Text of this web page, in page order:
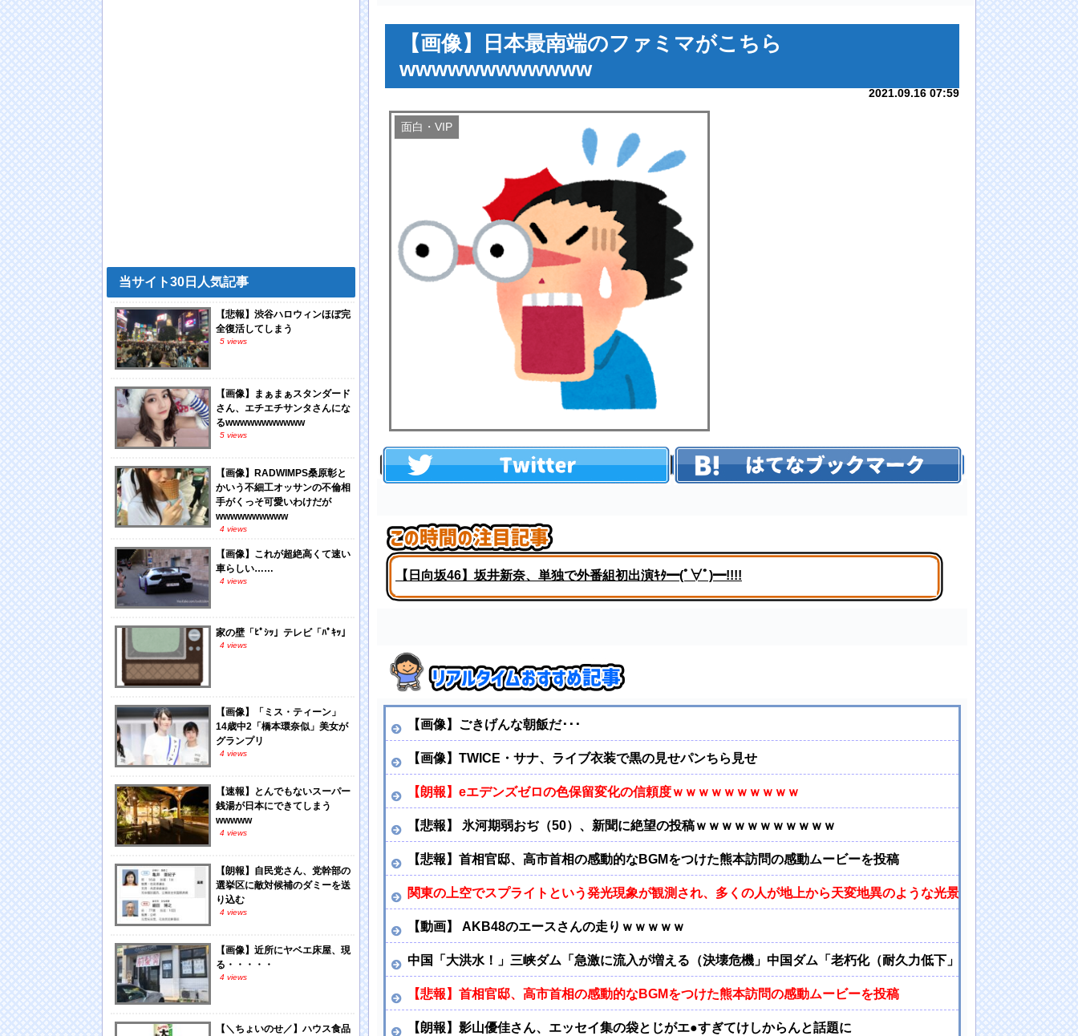
【画像】日本最南端のファミマがこちら
wwwwwwwwwwww
2021.09.16 07:59
面白・VIP
【日向坂46】坂井新奈、単独で外番組初出演ｷﾀ━(ﾟ∀ﾟ)━!!!!
【画像】ごきげんな朝飯だ･･･
【画像】TWICE・サナ、ライブ衣装で黒の見せパンちら見せ
【朗報】eエデンズゼロの色保留変化の信頼度ｗｗｗｗｗｗｗｗｗｗ
【悲報】 氷河期弱おぢ（50）、新聞に絶望の投稿ｗｗｗｗｗｗｗｗｗｗｗ
【悲報】首相官邸、高市首相の感動的なBGMをつけた熊本訪問の感動ムービーを投稿
関東の上空でスプライトという発光現象が観測され、多くの人が地上から天変地異のような光景を見ることができた
【動画】 AKB48のエースさんの走りｗｗｗｗｗ
中国「大洪水！」三峡ダム「急激に流入が増える（決壊危機」中国ダム「老朽化（耐久力低下」三峡ダム「基礎部
【悲報】首相官邸、高市首相の感動的なBGMをつけた熊本訪問の感動ムービーを投稿
【朗報】影山優佳さん、エッセイ集の袋とじがエ●すぎてけしからんと話題に
当サイト30日人気記事
【悲報】渋谷ハロウィンほぼ完
全復活してしまう
5 views
【画像】まぁまぁスタンダード
さん、エチエチサンタさんにな
るwwwwwwwwwww
5 views
【画像】RADWIMPS桑原彰と
かいう不細工オッサンの不倫相
手がくっそ可愛いわけだが
wwwwwwwwww
4 views
【画像】これが超絶高くて速い
車らしい……
4 views
家の壁「ﾋﾟｼｯ」テレビ「ﾊﾟｷｯ」
4 views
【画像】「ミス・ティーン」
14歳中2「橋本環奈似」美女が
グランプリ
4 views
【速報】とんでもないスーパー
銭湯が日本にできてしまう
wwwww
4 views
【朗報】自民党さん、党幹部の
選挙区に敵対候補のダミーを送
り込む
4 views
【画像】近所にヤベエ床屋、現
る・・・・・
4 views
【＼ちょいのせ／】ハウス食品